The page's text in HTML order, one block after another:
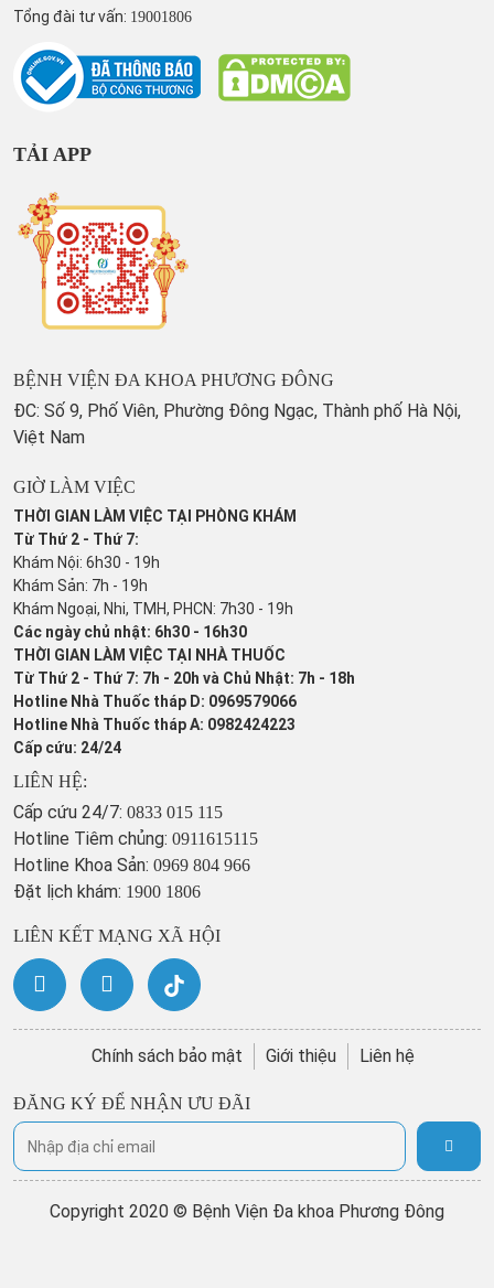
Tổng đài tư vấn: 19001806
TẢI APP
BỆNH VIỆN ĐA KHOA PHƯƠNG ĐÔNG
ĐC: Số 9, Phố Viên, Phường Đông Ngạc, Thành phố Hà Nội,
Việt Nam
GIỜ LÀM VIỆC
THỜI GIAN LÀM VIỆC TẠI PHÒNG KHÁM
Từ Thứ 2 - Thứ 7:
Khám Nội: 6h30 - 19h
Khám Sản: 7h - 19h
Khám Ngoại, Nhi, TMH, PHCN: 7h30 - 19h
Các ngày chủ nhật: 6h30 - 16h30
THỜI GIAN LÀM VIỆC TẠI NHÀ THUỐC
Từ Thứ 2 - Thứ 7: 7h - 20h và Chủ Nhật: 7h - 18h
Hotline Nhà Thuốc tháp D: 0969579066
Hotline Nhà Thuốc tháp A: 0982424223
Cấp cứu: 24/24
LIÊN HỆ:
Cấp cứu 24/7: 0833 015 115
Hotline Tiêm chủng: 0911615115
Hotline Khoa Sản: 0969 804 966
Đặt lịch khám: 1900 1806
LIÊN KẾT MẠNG XÃ HỘI
Chính sách bảo mật Giới thiệu Liên hệ
ĐĂNG KÝ ĐỂ NHẬN ƯU ĐÃI
Copyright 2020 © Bệnh Viện Đa khoa Phương Đông